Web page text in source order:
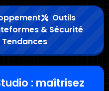
Outils
& Sécurité
: maîtrisez